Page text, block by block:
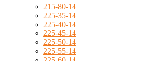
215-80-14
225-35-14
225-40-14
225-45-14
225-50-14
225-55-14